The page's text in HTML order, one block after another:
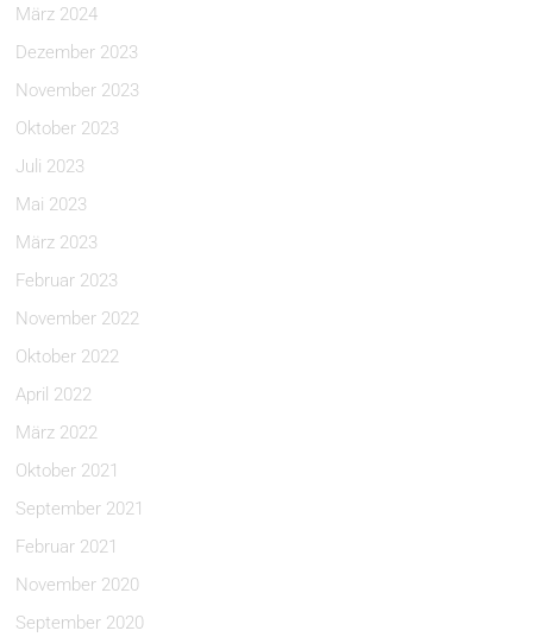
März 2024
Dezember 2023
November 2023
Oktober 2023
Juli 2023
Mai 2023
März 2023
Februar 2023
November 2022
Oktober 2022
April 2022
März 2022
Oktober 2021
September 2021
Februar 2021
November 2020
September 2020